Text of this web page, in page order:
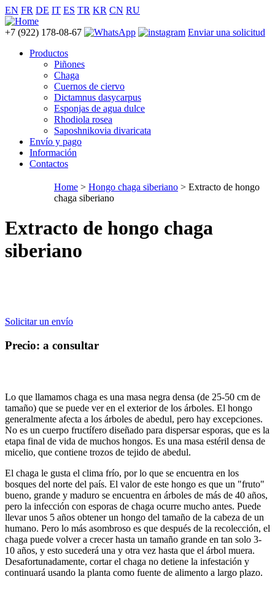
EN FR DE IT ES TR KR CN RU
+7 (922) 178-08-67
Enviar una solicitud
Productos
Piñones
Chaga
Cuernos de ciervo
Dictamnus dasycarpus
Esponjas de agua dulce
Rhodiola rosea
Saposhnikovia divaricata
Envío y pago
Información
Contactos
Home > Hongo chaga siberiano > Extracto de hongo
chaga siberiano
Extracto de hongo chaga
siberiano
Solicitar un envío
Precio: a consultar
Lo que llamamos chaga es una masa negra densa (de 25-50 cm de
tamaño) que se puede ver en el exterior de los árboles. El hongo
generalmente afecta a los árboles de abedul, pero hay excepciones.
No es un cuerpo fructífero diseñado para dispersar esporas, que es la
etapa final de vida de muchos hongos. Es una masa estéril densa de
micelio, que contiene trozos de tejido de abedul.
El chaga le gusta el clima frío, por lo que se encuentra en los
bosques del norte del país. El valor de este hongo es que un "fruto"
bueno, grande y maduro se encuentra en árboles de más de 40 años,
pero la infección con esporas de chaga ocurre mucho antes. Puede
llevar unos 5 años obtener un hongo del tamaño de la cabeza de un
humano. Pero lo más asombroso es que después de la recolección, el
chaga puede volver a crecer hasta un tamaño grande en tan solo 3-
10 años, y esto sucederá una y otra vez hasta que el árbol muera.
Desafortunadamente, cortar el chaga no detiene la infestación y
continuará usando la planta como fuente de alimento a largo plazo.